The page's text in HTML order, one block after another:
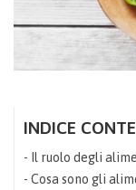
INDICE
Il ruolo degli
Cosa sono gli